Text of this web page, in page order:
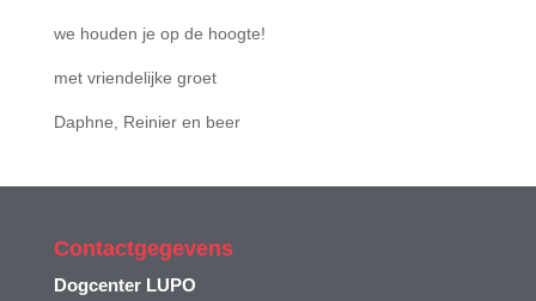
we houden je op de hoogte!
met vriendelijke groet
Daphne, Reinier en beer
Contactgegevens
Dogcenter LUPO